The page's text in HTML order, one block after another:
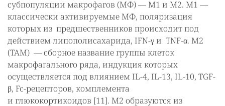
субпопуляции макрофагов (МФ) — М1 и М2. М1 —
классически активируемые МФ, поляризация
которых из предшественников происходит под
действием липополисахарида, IFN-γ и TNF-α. М2
(TAM) — сборное название группы клеток
макрофагального ряда, индукция которых
осуществляется под влиянием IL-4, IL-13, IL-10, TGF-
β, Fc-рецепторов, комплемента
и глюкокортикоидов [11]. М2 образуются из